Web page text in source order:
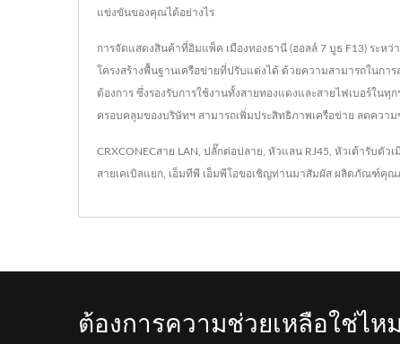
แข่งขันของคุณได้อย่างไร
การจัดแสดงสินค้าที่อิมแพ็ค เมืองทองธานี (ฮอลล์ 7 บูธ F13) ระห
โครงสร้างพื้นฐานเครือข่ายที่ปรับแต่งได้ ด้วยความสามารถในก
ต้องการ ซึ่งรองรับการใช้งานทั้งสายทองแดงและสายไฟเบอร์ใน
ครอบคลุมของบริษัทฯ สามารถเพิ่มประสิทธิภาพเครือข่าย ลดคว
CRXCONECสาย LAN ปลั๊กต่อปลาย หัวแลน RJ45 หัวเต้ารับตัวเ
สายเคเบิลแยก เอ็มทีพี เอ็มพีโอขอเชิญท่านมาสัมผัส ผลิตภัณฑ์คุณภ
ต้องการความช่วยเหลือใช่ไ